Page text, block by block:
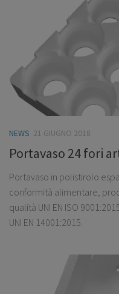
NEWS 21 GIUGNO 2018
Portavaso 24 fori
Portavaso in polistirolo
conformità alimentare,
qualità UNI EN ISO
UNI EN 14001:2015.